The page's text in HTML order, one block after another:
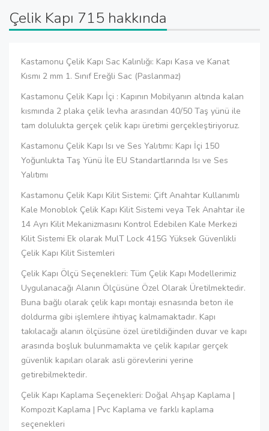
Çelik Kapı 715 hakkında
Kastamonu Çelik Kapı Sac Kalınlığı: Kapı Kasa ve Kanat
Kısmı 2 mm 1. Sınıf Ereğli Sac (Paslanmaz)
Kastamonu Çelik Kapı İçi : Kapının Mobilyanın altında kalan
kısmında 2 plaka çelik levha arasından 40/50 Taş yünü ile
tam dolulukta gerçek çelik kapı üretimi gerçekleştiriyoruz.
Kastamonu Çelik Kapı Isı ve Ses Yalıtımı: Kapı İçi 150
Yoğunlukta Taş Yünü İle EU Standartlarında Isı ve Ses
Yalıtımı
Kastamonu Çelik Kapı Kilit Sistemi: Çift Anahtar Kullanımlı
Kale Monoblok Çelik Kapı Kilit Sistemi veya Tek Anahtar ile
14 Ayrı Kilit Mekanizmasını Kontrol Edebilen Kale Merkezi
Kilit Sistemi Ek olarak MulT Lock 415G Yüksek Güvenlikli
Çelik Kapı Kilit Sistemleri
Çelik Kapı Ölçü Seçenekleri: Tüm Çelik Kapı Modellerimiz
Uygulanacağı Alanın Ölçüsüne Özel Olarak Üretilmektedir.
Buna bağlı olarak çelik kapı montajı esnasında beton ile
doldurma gibi işlemlere ihtiyaç kalmamaktadır. Kapı
takılacağı alanın ölçüsüne özel üretildiğinden duvar ve kapı
arasında boşluk bulunmamakta ve çelik kapılar gerçek
güvenlik kapıları olarak asli görevlerini yerine
getirebilmektedir.
Çelik Kapı Kaplama Seçenekleri: Doğal Ahşap Kaplama |
Kompozit Kaplama | Pvc Kaplama ve farklı kaplama
seçenekleri